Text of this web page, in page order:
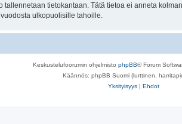
tallennetaan tietokantaan. Tätä tietoa ei anneta
ulkopuolisille tahoille.
Keskustelufoorumin ohjelmisto phpBB® Forum
Käännös: phpBB Suomi (lurttinen,
Yksityisyys | Ehdot